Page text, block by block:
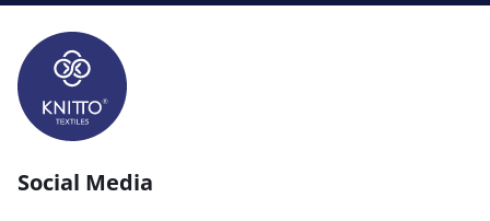
Social Media